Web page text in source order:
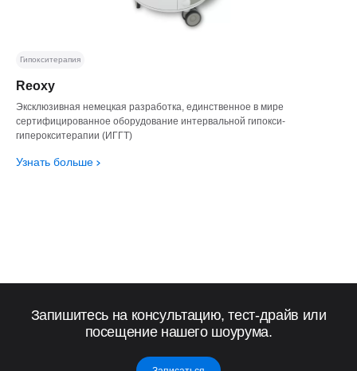
Reoxy
Эксклюзивная немецкая разработка, единственное в мире
сертифицированное оборудование интервальной гипокси-
гиперокситерапии (ИГГТ)
Узнать больше
Гипокситерапия
Запишитесь на консультацию, тест-драйв или
посещение нашего шоурума.